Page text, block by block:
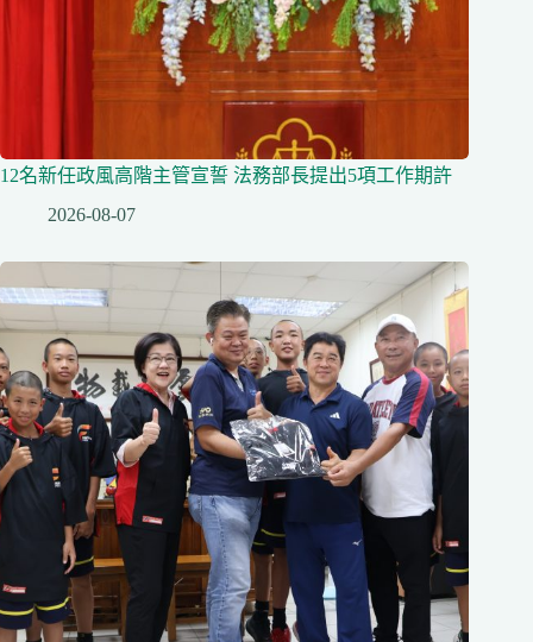
12名新任政風高階主管宣誓 法務部長提出5項工作期許
2026-08-07